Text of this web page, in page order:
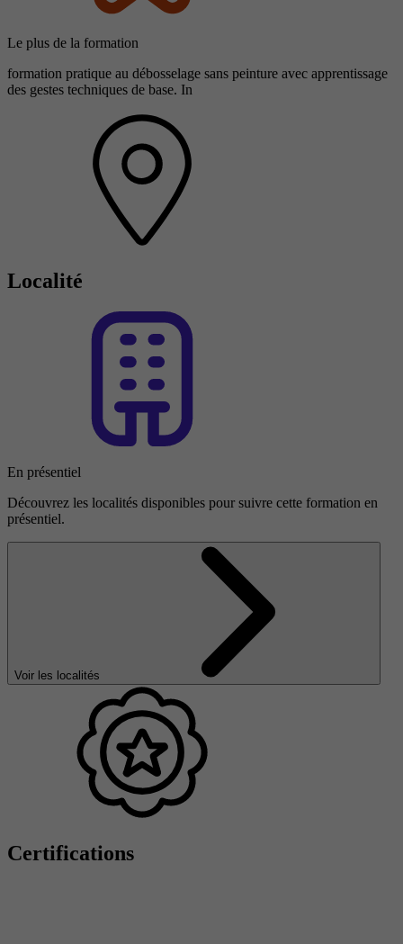
Le plus de la formation
formation pratique au débosselage sans peinture avec apprentissage
des gestes techniques de base. In
Localité
En présentiel
Découvrez les localités disponibles pour suivre cette formation en
présentiel.
Voir les localités
Certifications